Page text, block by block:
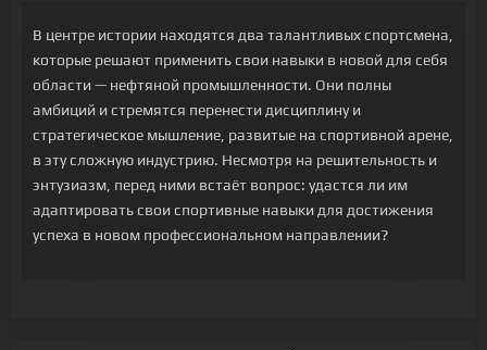
В центре истории находятся два талантливых спортсмена,
которые решают применить свои навыки в новой для себя
области — нефтяной промышленности. Они полны
амбиций и стремятся перенести дисциплину и
стратегическое мышление, развитые на спортивной арене,
в эту сложную индустрию. Несмотря на решительность и
энтузиазм, перед ними встаёт вопрос: удастся ли им
адаптировать свои спортивные навыки для достижения
успеха в новом профессиональном направлении?